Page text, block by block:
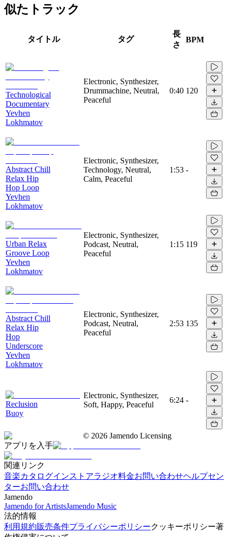
似たトラック
タイトル タグ
長
さ
BPM
Technological
Documentary
Yevhen
Lokhmatov
Electronic, Synthesizer,
Drummachine, Neutral,
Peaceful
0:40 120
Abstract Chill
Relax Hip
Hop Loop
Yevhen
Lokhmatov
Electronic, Synthesizer,
Technology, Neutral,
Calm, Peaceful
1:53 -
Urban Relax
Groove Loop
Yevhen
Lokhmatov
Electronic, Synthesizer,
Podcast, Neutral,
Peaceful
1:15 119
Abstract Chill
Relax Hip
Hop
Underscore
Yevhen
Lokhmatov
Electronic, Synthesizer,
Podcast, Neutral,
Peaceful
2:53 135
Reclusion
Buoy
Electronic, Synthesizer,
Soft, Happy, Peaceful
6:24 -
© 2026 Jamendo Licensing
アプリを入手
関連リンク
音楽カタログインストアラジオ料金お問い合わせヘルプセン
ターお問い合わせ
Jamendo
Jamendo for ArtistsJamendo Music
法的情報
利用規約販売条件プライバシーポリシークッキーポリシー著